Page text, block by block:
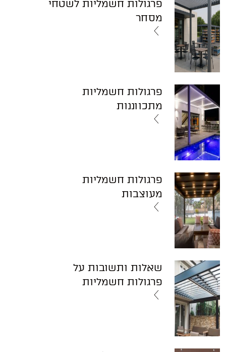
פרגולות חשמליות לשטחי
מסחר
פרגולות חשמליות
מתכווננות
פרגולות חשמליות
מעוצבות
שאלות ותשובות על
פרגולות חשמליות